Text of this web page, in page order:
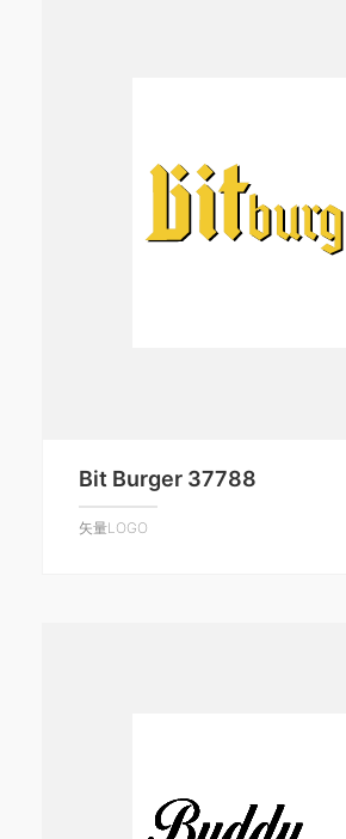
Bit Burger 37788
矢量LOGO